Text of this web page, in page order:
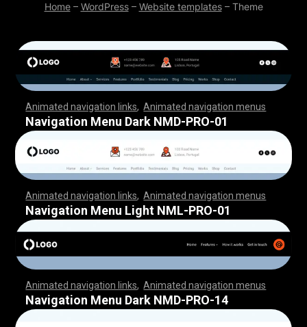
Home– WordPress– Website templates– Theme
Animated navigation links ,Animated navigation menus
,,,,,,,,,,,,,,,,,,,,,,,,,,,, ,,,,,,,,,,,,,,,,,,,,,,,,,,,,,,,
,,,,,,,,,,,,,,,,,,,,,,,,,,,, ,,,,,,,,,,,,,,,,,,,,,,,,,,,,,,,
,,,,,,,,,,,,,,,,
Navigation Menu Dark NMD-PRO-01
Animated navigation links ,Animated navigation menus
,,,,,,,,,,,,,,,,,,,,,,,,,,,, ,,,,,,,,,,,,,,,,,,,,,,,,,,,,,,,
,,,,,,,,,,,,,,,,,,,,,,,,,,,, ,,,,,,,,,,,,,,,,,,,,,,,,,,,,,,,
,,,,,,,,,,,,,,,,
Navigation Menu Light NML-PRO-01
Animated navigation links ,Animated navigation menus
,,,,,,,,,,,,,,,,,,,,,,,,,,,, ,,,,,,,,,,,,,,,,,,,,,,,,,,,,,,,
,,,,,,,,,,,,,,,,,,,,,,,,,,,, ,,,,,,,,,,,,,,,,,,,,,,,,,,,,,,,
,,,,,,,,,,,,,,,,
Navigation Menu Dark NMD-PRO-14